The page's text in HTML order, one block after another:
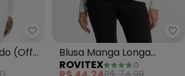
Habana - Blusa em Canelado
(Off
Blusa Manga Longa
(Bege)
ROVITEX